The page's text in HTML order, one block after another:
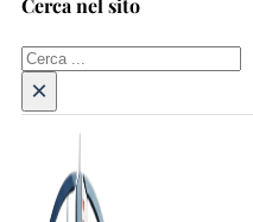
Cerca nel sito
Cerca
×